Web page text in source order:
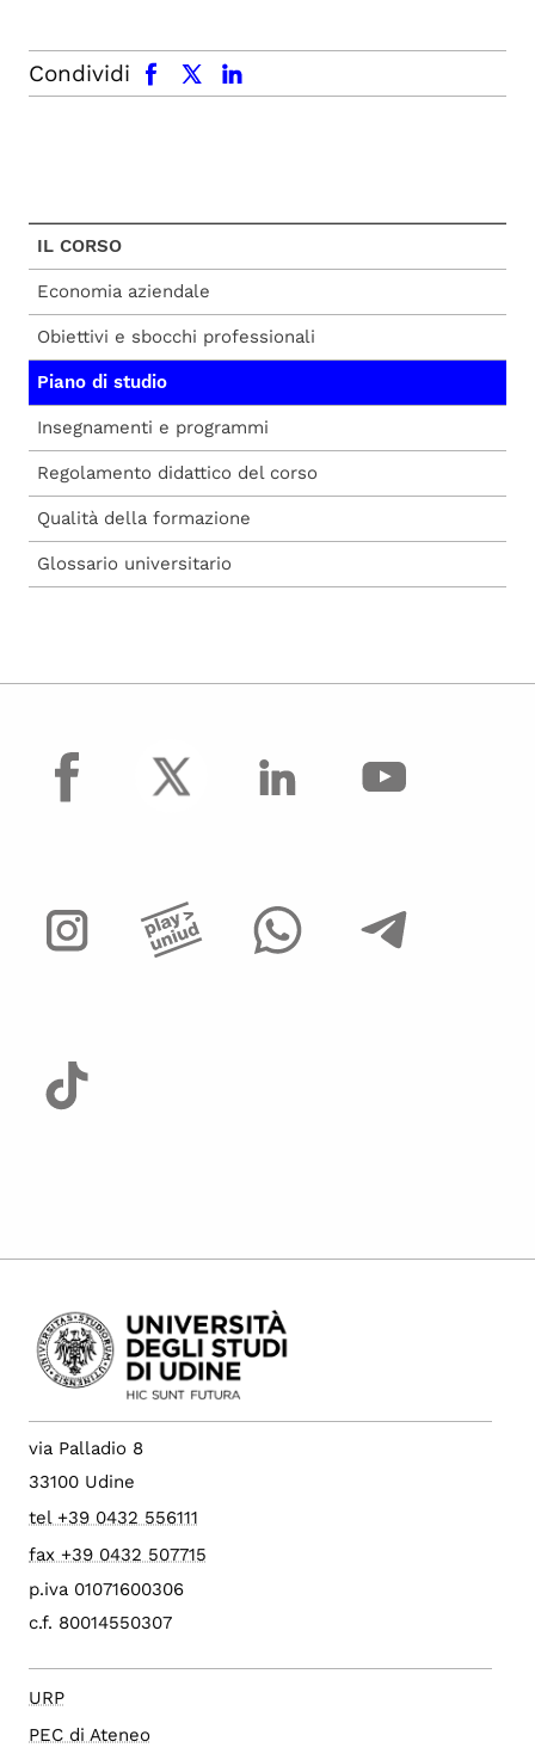
Condividi
facebook x.com linkedin
IL CORSO
Economia aziendale
Obiettivi e sbocchi professionali
Piano di studio
Insegnamenti e programmi
Regolamento didattico del corso
Qualità della formazione
Glossario universitario
facebook
via Palladio 8
33100 Udine
tel +39 0432 556111
fax +39 0432 507715
p.iva 01071600306
c.f. 80014550307
URP
PEC di Ateneo